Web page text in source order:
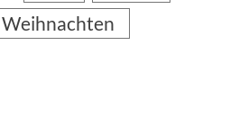
Weihnachten